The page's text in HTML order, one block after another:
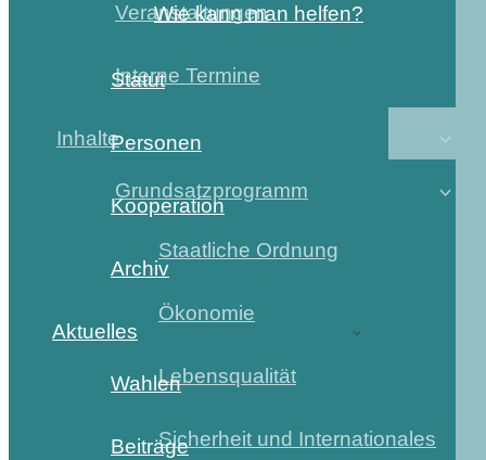
Veranstaltungen
Interne Termine
Inhalte
Grundsatzprogramm
Staatliche Ordnung
Ökonomie
Lebensqualität
Sicherheit und Internationales
Wie kann man helfen?
Statut
Personen
Kooperation
Archiv
Aktuelles
Wahlen
Beiträge